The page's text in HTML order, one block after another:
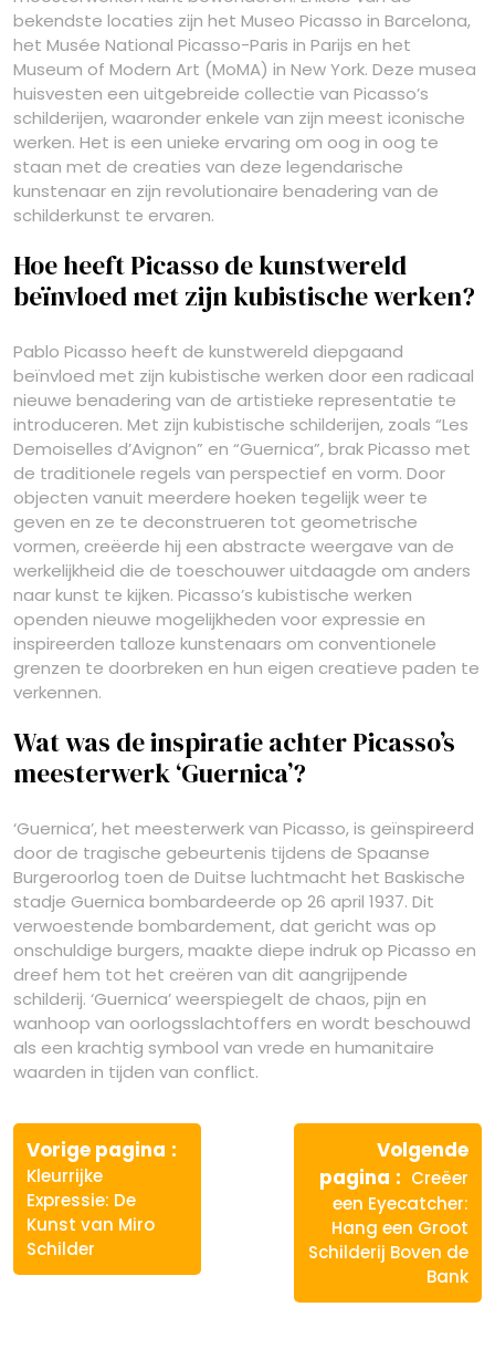
bekendste locaties zijn het Museo Picasso in Barcelona,
het Musée National Picasso-Paris in Parijs en het
Museum of Modern Art (MoMA) in New York. Deze musea
huisvesten een uitgebreide collectie van Picasso’s
schilderijen, waaronder enkele van zijn meest iconische
werken. Het is een unieke ervaring om oog in oog te
staan met de creaties van deze legendarische
kunstenaar en zijn revolutionaire benadering van de
schilderkunst te ervaren.
Hoe heeft Picasso de kunstwereld
beïnvloed met zijn kubistische werken?
Pablo Picasso heeft de kunstwereld diepgaand
beïnvloed met zijn kubistische werken door een radicaal
nieuwe benadering van de artistieke representatie te
introduceren. Met zijn kubistische schilderijen, zoals “Les
Demoiselles d’Avignon” en “Guernica”, brak Picasso met
de traditionele regels van perspectief en vorm. Door
objecten vanuit meerdere hoeken tegelijk weer te
geven en ze te deconstrueren tot geometrische
vormen, creëerde hij een abstracte weergave van de
werkelijkheid die de toeschouwer uitdaagde om anders
naar kunst te kijken. Picasso’s kubistische werken
openden nieuwe mogelijkheden voor expressie en
inspireerden talloze kunstenaars om conventionele
grenzen te doorbreken en hun eigen creatieve paden te
verkennen.
Wat was de inspiratie achter Picasso’s
meesterwerk ‘Guernica’?
‘Guernica’, het meesterwerk van Picasso, is geïnspireerd
door de tragische gebeurtenis tijdens de Spaanse
Burgeroorlog toen de Duitse luchtmacht het Baskische
stadje Guernica bombardeerde op 26 april 1937. Dit
verwoestende bombardement, dat gericht was op
onschuldige burgers, maakte diepe indruk op Picasso en
dreef hem tot het creëren van dit aangrijpende
schilderij. ‘Guernica’ weerspiegelt de chaos, pijn en
wanhoop van oorlogsslachtoffers en wordt beschouwd
als een krachtig symbool van vrede en humanitaire
waarden in tijden van conflict.
Berichtnavigatie
Vorige pagina
Kleurrijke
Expressie: De
Kunst van Miro
Schilder
Volgende
pagina
Volgende
bericht:
Creëer
een Eyecatcher:
Hang een Groot
Schilderij Boven de
Bank